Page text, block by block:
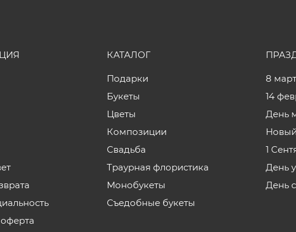
КАТАЛОГ
Подарки
Букеты
Цветы
Композиции
Свадьба
Траурная флористика
Монобукеты
Съедобные букеты
8
14
День
1
День
День